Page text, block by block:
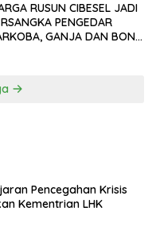
RUSUN CIBESEL JADI
PENGEDAR
GANJA DAN BONG
Pencegahan Krisis
Kementrian LHK